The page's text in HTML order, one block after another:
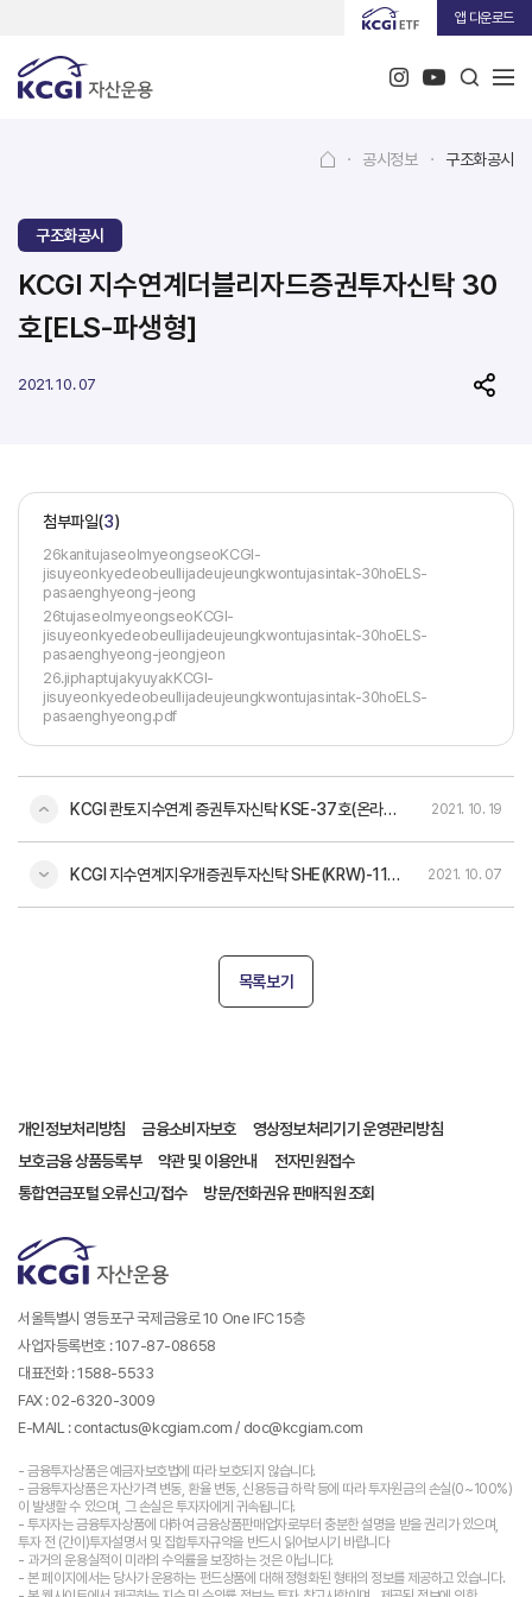
앱 다운로드
· 공시정보 · 구조화공시
구조화공시
KCGI 지수연계더블리자드증권투자신탁 30
호[ELS-파생형]
2021. 10. 07
첨부파일(3)
26kanitujaseolmyeongseoKCGI-
jisuyeonkyedeobeullijadeujeungkwontujasintak-30hoELS-
pasaenghyeong-jeong
26tujaseolmyeongseoKCGI-
jisuyeonkyedeobeullijadeujeungkwontujasintak-30hoELS-
pasaenghyeong-jeongjeon
26.jiphaptujakyuyakKCGI-
jisuyeonkyedeobeullijadeujeungkwontujasintak-30hoELS-
pasaenghyeong.pdf
KCGI 콴토지수연계 증권투자신탁 KSE-37호(온라인전용)[ELS-파생형] 2021. 10. 19
KCGI 지수연계지우개증권투자신탁 SHE(KRW)-11호(온라인전용)[ELS-파생형] 2021. 10. 07
목록보기
개인정보처리방침 금융소비자보호
영상정보처리기기 운영관리방침
보호금융 상품등록부
약관 및 이용안내
전자민원접수
통합연금포털 오류신고/접수
방문/전화권유 판매직원 조회
서울특별시 영등포구 국제금융로 10 One IFC 15층
사업자등록번호 : 107-87-08658
대표전화 : 1588-5533
FAX : 02-6320-3009
E-MAIL : contactus@kcgiam.com / doc@kcgiam.com
- 금융투자상품은 예금자보호법에 따라 보호되지 않습니다.
- 금융투자상품은 자산가격 변동, 환율 변동, 신용등급 하락 등에 따라 투자원금의 손실(0~100%)
이 발생할 수 있으며, 그 손실은 투자자에게 귀속됩니다.
- 투자자는 금융투자상품에 대하여 금융상품판매업자로부터 충분한 설명을 받을 권리가 있으며,
투자 전 (간이)투자설명서 및 집합투자규약을 반드시 읽어보시기 바랍니다
- 과거의 운용실적이 미래의 수익률을 보장하는 것은 아닙니다.
- 본 페이지에서는 당사가 운용하는 펀드상품에 대해 정형화된 형태의 정보를 제공하고 있습니다.